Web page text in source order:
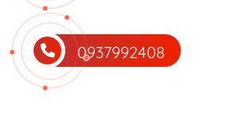
0937992408